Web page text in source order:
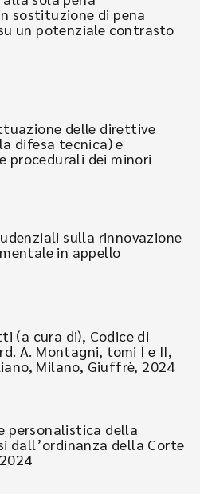
sostituzione di pena
un potenziale contrasto
delle direttive
difesa tecnica) e
procedurali dei minori
sulla rinnovazione
in appello
(a cura di), Codice di
A. Montagni, tomi I e II,
Milano, Giuffrè, 2024
personalistica della
dall’ordinanza della Corte